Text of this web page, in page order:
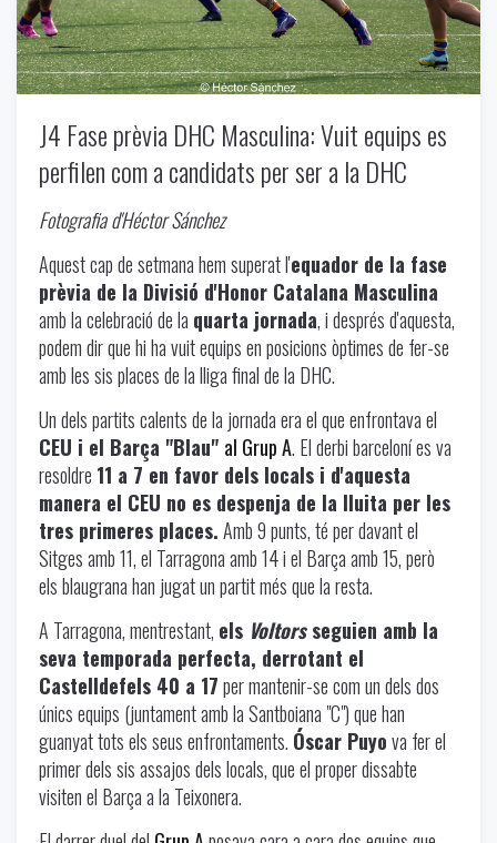
J4 Fase prèvia DHC Masculina: Vuit equips es
perfilen com a candidats per ser a la DHC
Fotografia d'Héctor Sánchez
Aquest cap de setmana hem superat l'equador de la fase
prèvia de la Divisió d'Honor Catalana Masculina
amb la celebració de la quarta jornada, i després d'aquesta,
podem dir que hi ha vuit equips en posicions òptimes de fer-se
amb les sis places de la lliga final de la DHC.
Un dels partits calents de la jornada era el que enfrontava el
CEU i el Barça "Blau" al Grup A. El derbi barceloní es va
resoldre 11 a 7 en favor dels locals i d'aquesta
manera el CEU no es despenja de la lluita per les
tres primeres places.Amb 9 punts, té per davant el
Sitges amb 11, el Tarragona amb 14 i el Barça amb 15, però
els blaugrana han jugat un partit més que la resta.
A Tarragona, mentrestant, els Voltorsseguien amb la
seva temporada perfecta, derrotant el
Castelldefels 40 a 17per mantenir-se com un dels dos
únics equips (juntament amb la Santboiana "C") que han
guanyat tots els seus enfrontaments. Óscar Puyova fer el
primer dels sis assajos dels locals, que el proper dissabte
visiten el Barça a la Teixonera.